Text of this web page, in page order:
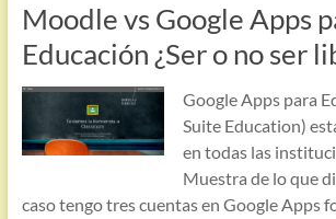
Moodle vs Google Apps
Educación ¿Ser o no ser
Google Apps para
Suite Education)
en todas las
Muestra de lo que
caso tengo tres cuentas en Google Apps